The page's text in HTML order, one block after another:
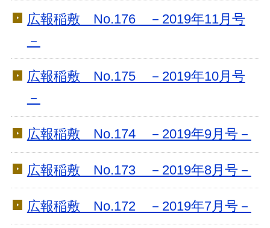
広報稲敷 No.176 －2019年11月号
－
広報稲敷 No.175 －2019年10月号
－
広報稲敷 No.174 －2019年9月号－
広報稲敷 No.173 －2019年8月号－
広報稲敷 No.172 －2019年7月号－